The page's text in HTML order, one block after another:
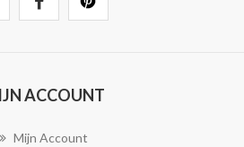
ACCOUNT
Mijn Account